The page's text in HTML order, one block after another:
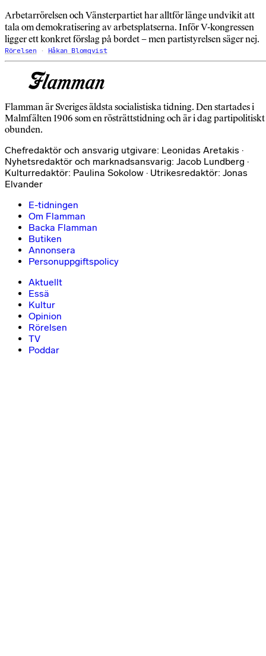
Arbetarrörelsen och Vänsterpartiet har alltför länge undvikit att
tala om demokratisering av arbets­platserna. Inför V-kongressen
ligger ett konkret förslag på bordet – men parti­styrelsen säger nej.
Rörelsen Håkan Blomqvist
Flamman är Sveriges äldsta socialistiska tidning. Den startades i
Malmfälten 1906 som en rösträttstidning och är i dag partipolitiskt
obunden.
Chefredaktör och ansvarig utgivare: Leonidas Aretakis ·
Nyhetsredaktör och marknadsansvarig: Jacob Lundberg ·
Kulturredaktör: Paulina Sokolow · Utrikesredaktör: Jonas
Elvander
E-tidningen
Om Flamman
Backa Flamman
Butiken
Annonsera
Personuppgiftspolicy
Aktuellt
Essä
Kultur
Opinion
Rörelsen
TV
Poddar